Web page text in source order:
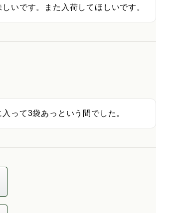
いです。また入荷してほしいです。
って3袋あっという間でした。